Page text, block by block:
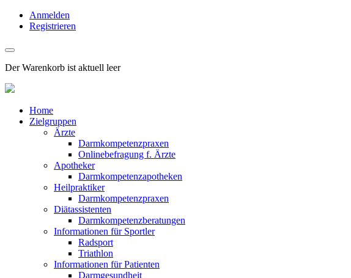
Anmelden
Registrieren
Der Warenkorb ist aktuell leer
Home
Zielgruppen
Ärzte
Darmkompetenzpraxen
Onlinebefragung f. Ärzte
Apotheker
Darmkompetenzapotheken
Heilpraktiker
Darmkompetenzpraxen
Diätassistenten
Darmkompetenzberatungen
Informationen für Sportler
Radsport
Triathlon
Informationen für Patienten
Darmgesundheit